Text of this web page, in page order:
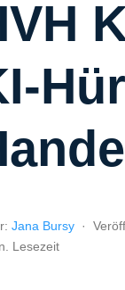
Jana Bursy ·
Lesezeit